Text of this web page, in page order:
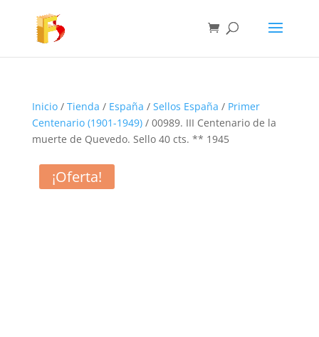
Inicio/ Tienda / España / Sellos España / Primer
Centenario (1901-1949)/ 00989. III Centenario de la
muerte de Quevedo. Sello 40 cts. ** 1945
¡Oferta!